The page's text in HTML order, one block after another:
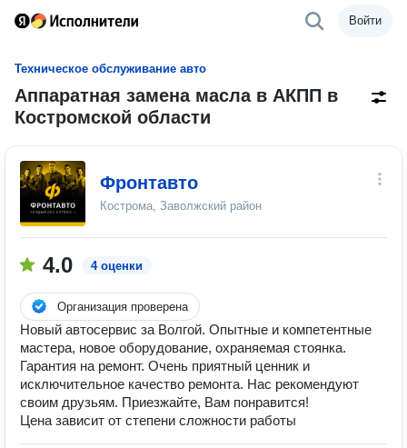
Войти
Техническое обслуживание авто
Аппаратная замена масла в АКПП в
Костромской области
Фронтавто
Кострома, Заволжский район
4.0 4 оценки
Организация проверена
Новый автосервис за Волгой. Опытные и компетентные
мастера, новое оборудование, охраняемая стоянка.
Гарантия на ремонт. Очень приятный ценник и
исключительное качество ремонта. Нас рекомендуют
своим друзьям. Приезжайте, Вам понравится!
Цена зависит от степени сложности работы